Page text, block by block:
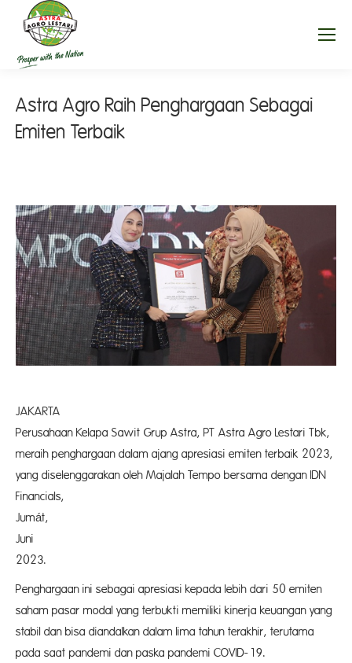
Astra Agro Raih Penghargaan Sebagai
Emiten Terbaik
Perusahaan Kelapa Sawit Grup Astra, PT Astra Agro Lestari Tbk,
meraih penghargaan dalam ajang apresiasi emiten terbaik 2023,
yang diselenggarakan oleh Majalah Tempo bersama dengan IDN
Financials,
Jumát,
Juni
Penghargaan ini sebagai apresiasi kepada lebih dari 50 emiten
saham pasar modal yang terbukti memiliki kinerja keuangan yang
stabil dan bisa diandalkan dalam lima tahun terakhir, terutama
pada saat pandemi dan paska pandemi COVID-19.